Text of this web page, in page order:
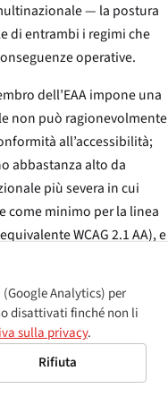
— la postura
di entrambi i regimi che
operative.
dell’EAA impone una
non può ragionevolmente
all’accessibilità;
abbastanza alto da
più severa in cui
come minimo per la linea
WCAG 2.1 AA), e
dove lo standard in bozza
più forti della
minimo tecnico.
dell’ADA significa che
conforme che serve
Analytics) per
disattivati finché non li
sulla privacy.
Rifiuta